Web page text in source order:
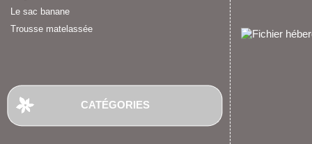
Le sac banane
Trousse matelassée
CATÉGORIES